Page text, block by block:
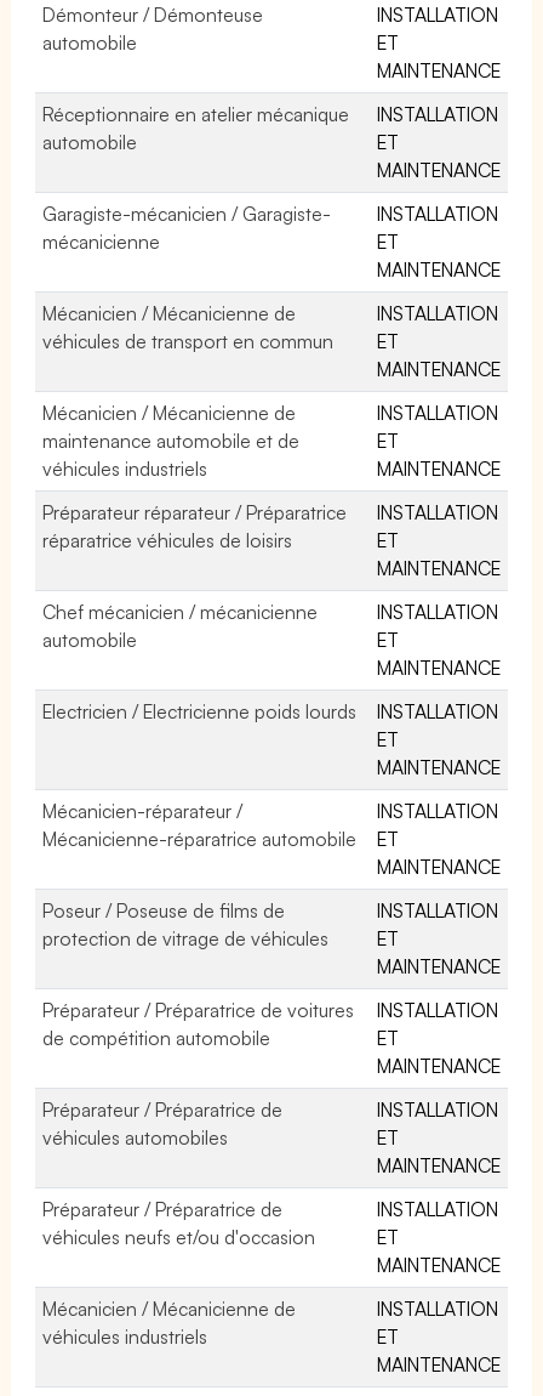
Démonteur / Démonteuse
automobile
INSTALLATION
ET
MAINTENANCE
Réceptionnaire en atelier mécanique
automobile
INSTALLATION
ET
MAINTENANCE
Garagiste-mécanicien / Garagiste-
mécanicienne
INSTALLATION
ET
MAINTENANCE
Mécanicien / Mécanicienne de
véhicules de transport en commun
INSTALLATION
ET
MAINTENANCE
Mécanicien / Mécanicienne de
maintenance automobile et de
véhicules industriels
INSTALLATION
ET
MAINTENANCE
Préparateur réparateur / Préparatrice
réparatrice véhicules de loisirs
INSTALLATION
ET
MAINTENANCE
Chef mécanicien / mécanicienne
automobile
INSTALLATION
ET
MAINTENANCE
Electricien / Electricienne poids lourds
INSTALLATION
ET
MAINTENANCE
Mécanicien-réparateur /
Mécanicienne-réparatrice automobile
INSTALLATION
ET
MAINTENANCE
Poseur / Poseuse de films de
protection de vitrage de véhicules
INSTALLATION
ET
MAINTENANCE
Préparateur / Préparatrice de voitures
de compétition automobile
INSTALLATION
ET
MAINTENANCE
Préparateur / Préparatrice de
véhicules automobiles
INSTALLATION
ET
MAINTENANCE
Préparateur / Préparatrice de
véhicules neufs et/ou d'occasion
INSTALLATION
ET
MAINTENANCE
Mécanicien / Mécanicienne de
véhicules industriels
INSTALLATION
ET
MAINTENANCE